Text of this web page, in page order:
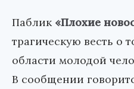
Паблик «Плохие
трагическую весть о
области молодой
В сообщении